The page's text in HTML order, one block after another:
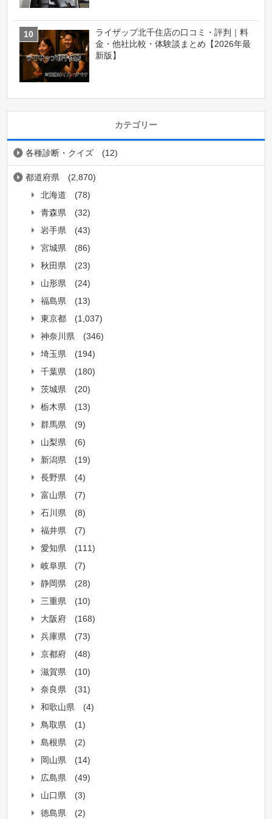
ライザップ北千住店の口コミ・評判｜料
金・他社比較・体験談まとめ【2026年最
新版】
カテゴリー
各種診断・クイズ (12)
都道府県
(2,870)
北海道
(78)
青森県
(32)
岩手県
(43)
宮城県
(86)
秋田県
(23)
山形県
(24)
福島県
(13)
東京都
(1,037)
神奈川県
(346)
埼玉県
(194)
千葉県
(180)
茨城県
(20)
栃木県
(13)
群馬県
(9)
山梨県
(6)
新潟県
(19)
長野県
(4)
富山県
(7)
石川県
(8)
福井県
(7)
愛知県
(111)
岐阜県
(7)
静岡県
(28)
三重県
(10)
大阪府
(168)
兵庫県
(73)
京都府
(48)
滋賀県
(10)
奈良県
(31)
和歌山県
(4)
鳥取県
(1)
島根県
(2)
岡山県
(14)
広島県
(49)
山口県
(3)
徳島県
(2)